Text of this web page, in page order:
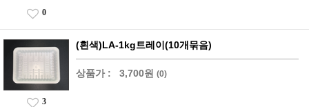
0
(흰색)LA-1kg트레이(10개묶음)
상품가 : 3,700원 (0)
3